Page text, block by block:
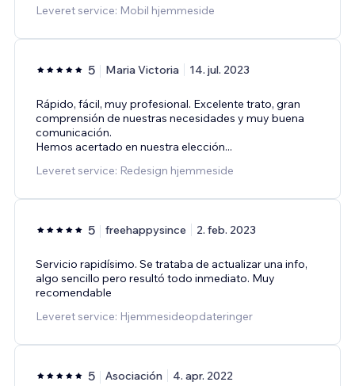
Leveret service: Mobil hjemmeside
5 Maria Victoria 14. jul. 2023
Rápido, fácil, muy profesional. Excelente trato, gran
comprensión de nuestras necesidades y muy buena
comunicación.
Hemos acertado en nuestra elección...
Leveret service: Redesign hjemmeside
5 freehappysince 2. feb. 2023
Servicio rapidísimo. Se trataba de actualizar una info,
algo sencillo pero resultó todo inmediato. Muy
recomendable
Leveret service: Hjemmesideopdateringer
5 Asociación 4. apr. 2022